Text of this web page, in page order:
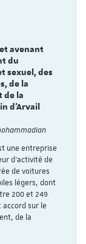
avenant
du
sexuel, des
de la
de la
d'Arvail
une entreprise
d’activité de
de voitures
légers, dont
200 et 249
sur le
de la